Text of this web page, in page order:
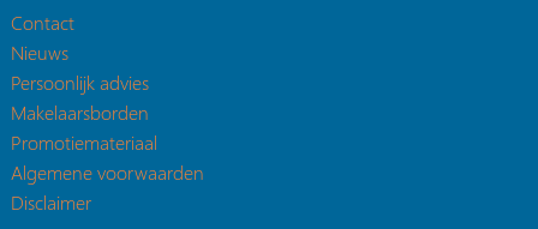
Contact
Nieuws
Persoonlijk advies
Makelaarsborden
Promotiemateriaal
Algemene voorwaarden
Disclaimer